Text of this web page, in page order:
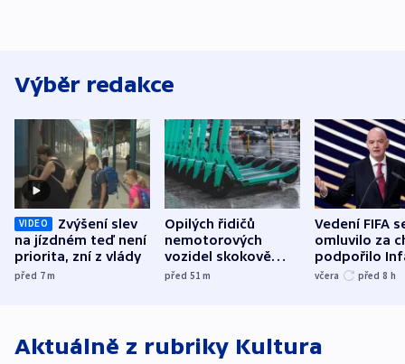
Výběr redakce
VIDEO
Zvýšení slev
na jízdném teď není
priorita, zní z vlády
před 7m
Opilých řidičů
nemotorových
vozidel skokově
přibylo, nejvíc ve
před 51m
Vedení FIFA
omluvilo za
podpořilo
UEFA trvá na
včera před 8 h
Aktuálně z rubriky Kultura